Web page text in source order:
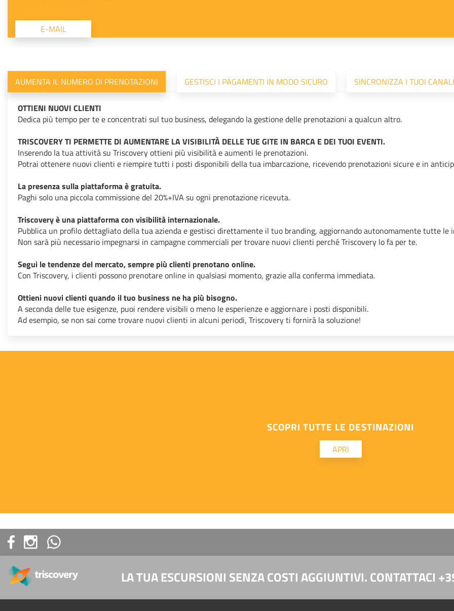
E-MAIL
AUMENTA IL NUMERO DI PRENOTAZIONI GESTISCI I PAGAMENTI IN MODO SICURO SINCRONIZZA I TUOI
OTTIENI NUOVI CLIENTI
Dedica più tempo per te e concentrati sul tuo business, delegando la gestione delle prenotazioni a qualcun altro.
TRISCOVERY TI PERMETTE DI AUMENTARE LA VISIBILITÀ DELLE TUE GITE IN BARCA E DEI TUOI EVENTI.
Inserendo la tua attività su Triscovery ottieni più visibilità e aumenti le prenotazioni.
Potrai ottenere nuovi clienti e riempire tutti i posti disponibili della tua imbarcazione, ricevendo prenotazioni sicure e in
La presenza sulla piattaforma è gratuita.
Paghi solo una piccola commissione del 20%+IVA su ogni prenotazione ricevuta.
Triscovery è una piattaforma con visibilità internazionale.
Pubblica un profilo dettagliato della tua azienda e gestisci direttamente il tuo branding, aggiornando autonomamente tutte le
Non sarà più necessario impegnarsi in campagne commerciali per trovare nuovi clienti perché Triscovery lo fa per te.
Segui le tendenze del mercato, sempre più clienti prenotano online.
Con Triscovery, i clienti possono prenotare online in qualsiasi momento, grazie alla conferma immediata.
Ottieni nuovi clienti quando il tuo business ne ha più bisogno.
A seconda delle tue esigenze, puoi rendere visibili o meno le esperienze e aggiornare i posti disponibili.
Ad esempio, se non sai come trovare nuovi clienti in alcuni periodi, Triscovery ti fornirà la soluzione!
SCOPRI TUTTE LE DESTINAZIONI
APRI
LA TUA ESCURSIONI SENZA COSTI AGGIUNTIVI. CONTATTACI